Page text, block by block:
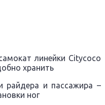
линейки Citycoco
хранить
и пассажира –
ног